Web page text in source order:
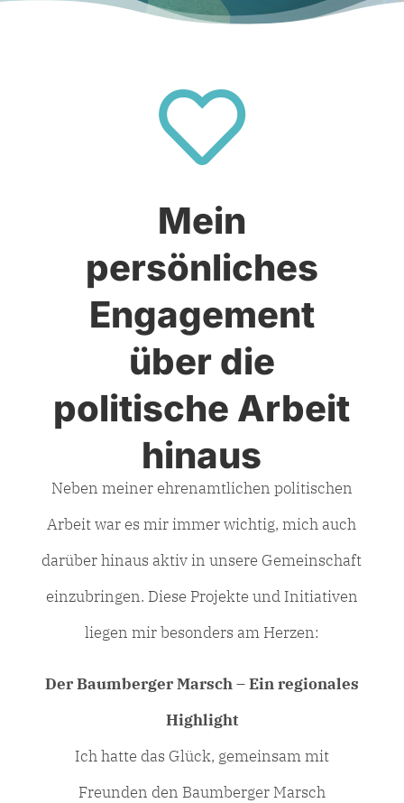

Mein
persönliches
Engagement
über die
politische Arbeit
hinaus
Neben meiner ehrenamtlichen politischen
Arbeit war es mir immer wichtig, mich auch
darüber hinaus aktiv in unsere Gemeinschaft
einzubringen. Diese Projekte und Initiativen
liegen mir besonders am Herzen:
Der Baumberger Marsch – Ein regionales
Highlight
Ich hatte das Glück, gemeinsam mit
Freunden den Baumberger Marsch